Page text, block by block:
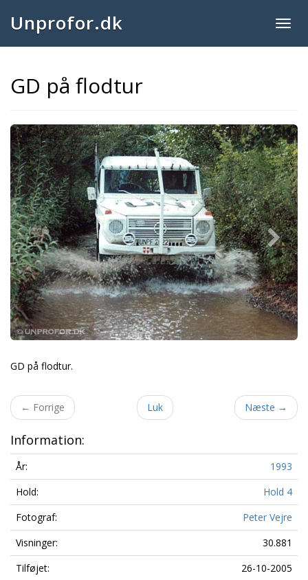
Unprofor.dk
GD på flodtur
Next
GD på flodtur.
← Forrige Luk Næste →
Information:
År:
1993
Hold:
Hold 4
Fotograf:
Peter Vejre
Visninger:
30.881
Tilføjet:
26-10-2005